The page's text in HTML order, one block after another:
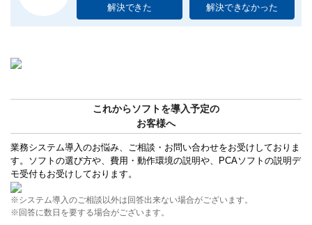
解決できた 解決できなかった
これからソフトを導入予定の
お客様へ
業務システム導入のお悩み、ご相談・お問い合わせをお受けしておりま
す。ソフトの選び方や、費用・動作環境の説明や、PCAソフトの説明デ
モ受付もお受けしております。
※システム導入のご相談以外は回答出来ない場合がございます。
※回答に数日を要する場合がございます。